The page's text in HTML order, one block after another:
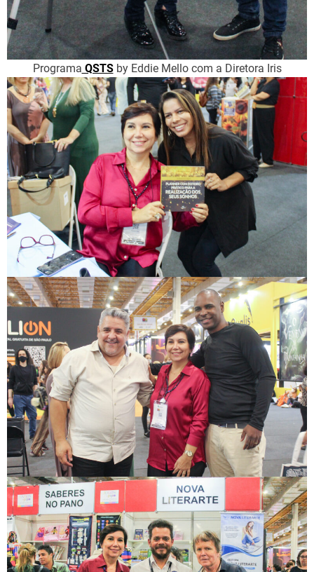
Programa QSTSby Eddie Mello com a Diretora Iris